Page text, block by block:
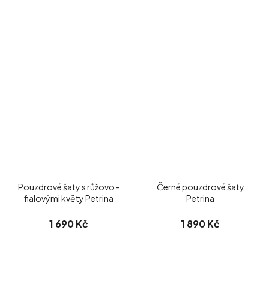
Pouzdrové šaty s růžovo -
fialovými květy Petrina
1 690 Kč
Černé pouzdrové šaty
Petrina
1 890 Kč